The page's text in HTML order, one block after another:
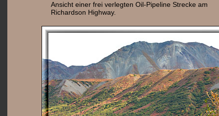
Ansicht einer frei verlegten Oil-Pipeline Strecke am
Richardson Highway.